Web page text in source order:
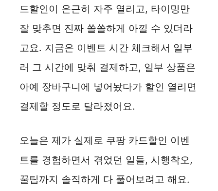
드할인이 은근히 자주 열리고, 타이밍만
잘 맞추면 진짜 쏠쏠하게 아낄 수 있더라
고요. 지금은 이벤트 시간 체크해서 일부
러 그 시간에 맞춰 결제하고, 일부 상품은
아예 장바구니에 넣어놨다가 할인 열리면
결제할 정도로 달라졌어요.
오늘은 제가 실제로 쿠팡 카드할인 이벤
트를 경험하면서 겪었던 일들, 시행착오,
꿀팁까지 솔직하게 다 풀어보려고 해요.